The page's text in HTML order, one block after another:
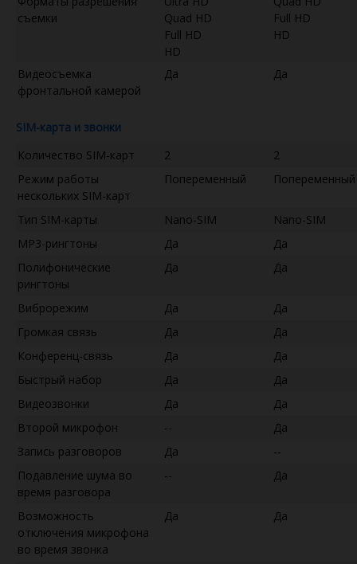
съемки
Quad HD
Full HD
HD
Full HD
HD
Видеосъемка
фронтальной камерой
Да Да
SIM-карта и звонки
Количество SIM-карт
2
2
Режим работы
нескольких SIM-карт
Попеременный Попеременный
Тип SIM-карты Nano-SIM
Nano-SIM
MP3-рингтоны
Да
Да
Полифонические
рингтоны
Да Да
Виброрежим Да
Да
Громкая связь
Да
Да
Конференц-связь
Да
Да
Быстрый набор
Да
Да
Видеозвонки
Да
Да
Второй микрофон
--
Да
Запись разговоров
Да
--
Подавление шума во
время разговора
-- Да
Возможность
отключения микрофона
во время звонка
Да Да